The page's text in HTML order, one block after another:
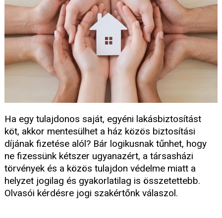
Ha egy tulajdonos saját, egyéni lakásbiztosítást
köt, akkor mentesülhet a ház közös biztosítási
díjának fizetése alól? Bár logikusnak tűnhet, hogy
ne fizessünk kétszer ugyanazért, a társasházi
törvények és a közös tulajdon védelme miatt a
helyzet jogilag és gyakorlatilag is összetettebb.
Olvasói kérdésre jogi szakértőnk válaszol.